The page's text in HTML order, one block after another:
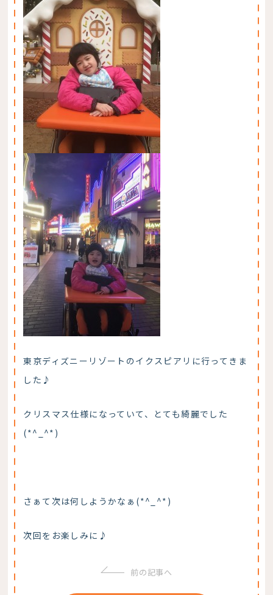
東京ディズニーリゾートのイクスピアリに行ってきま
した♪
クリスマス仕様になっていて、とても綺麗でした
(*^_^*)
さぁて次は何しようかなぁ(*^_^*)
次回をお楽しみに♪
前の記事へ